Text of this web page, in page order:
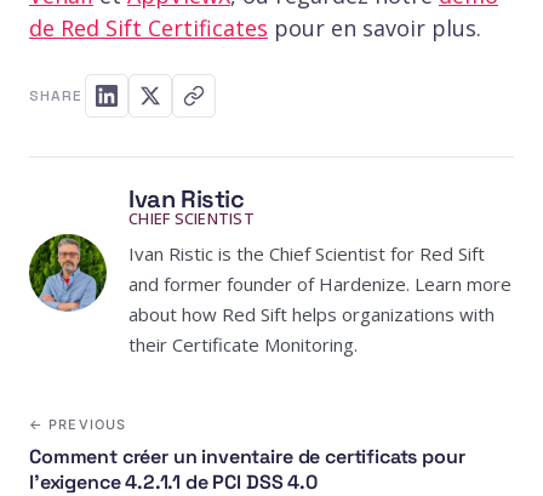
de Red Sift Certificates pour en savoir plus.
SHARE
Ivan Ristic
CHIEF SCIENTIST
Ivan Ristic is the Chief Scientist for Red Sift
and former founder of Hardenize. Learn more
about how Red Sift helps organizations with
their Certificate Monitoring.
← PREVIOUS
Comment créer un inventaire de certificats pour
l'exigence 4.2.1.1 de PCI DSS 4.0